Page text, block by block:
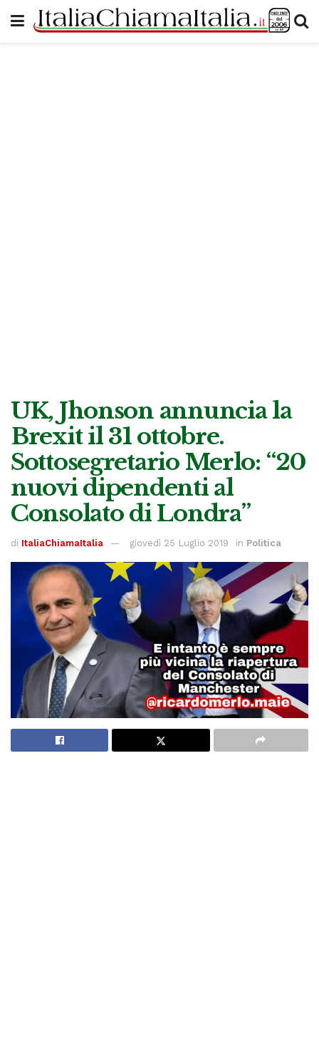
UK, Jhonson annuncia la
Brexit il 31 ottobre.
Sottosegretario Merlo: “20
nuovi dipendenti al
Consolato di Londra”
di ItaliaChiamaItalia giovedì 25 Luglio 2019 in Politica